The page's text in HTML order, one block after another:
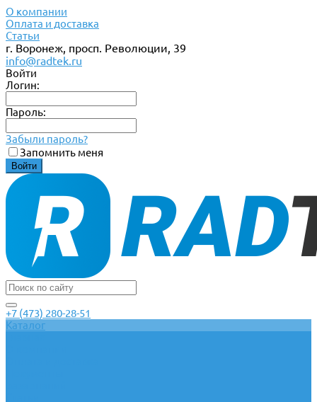
О компании
Оплата и доставка
Статьи
г. Воронеж, просп. Революции, 39
info@radtek.ru
Войти
Логин:
Пароль:
Забыли пароль?
Запомнить меня
+7 (473) 280-28-51
Каталог